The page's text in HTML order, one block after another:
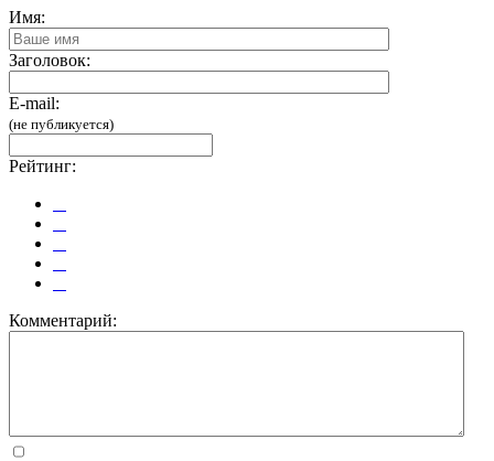
Имя:
Заголовок:
E-mail:
(не публикуется)
Рейтинг:
Комментарий: